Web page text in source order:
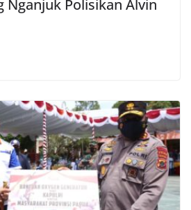
Nganjuk Polisikan Alvin